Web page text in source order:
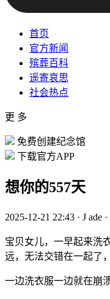
首页
官方新闻
殡葬百科
遥寄哀思
社会热点
更 多
免费创建纪念馆
下载官方APP
想你的557天
2025-12-21 22:43 · J ade ·
宝贝女儿，一早起来洗
远，无法交错在一起了
一边洗衣服一边就在崩